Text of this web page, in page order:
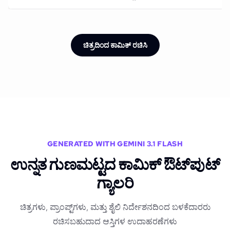
ಚಿತ್ರದಿಂದ ಕಾಮಿಕ್ ರಚಿಸಿ
GENERATED WITH GEMINI 3.1 FLASH
ಉನ್ನತ ಗುಣಮಟ್ಟದ ಕಾಮಿಕ್ ಔಟ್‌ಪುಟ್
ಗ್ಯಾಲರಿ
ಚಿತ್ರಗಳು, ಪ್ರಾಂಪ್ಟ್‌ಗಳು, ಮತ್ತು ಶೈಲಿ ನಿರ್ದೇಶನದಿಂದ ಬಳಕೆದಾರರು
ರಚಿಸಬಹುದಾದ ಆಸ್ತಿಗಳ ಉದಾಹರಣೆಗಳು